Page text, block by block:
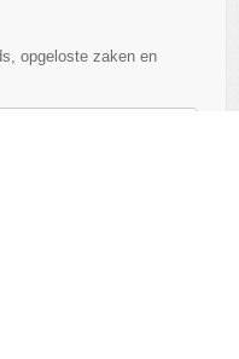
opgeloste zaken en